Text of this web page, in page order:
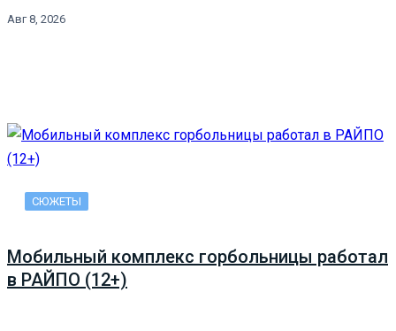
Авг 8, 2026
СЮЖЕТЫ
Мобильный комплекс горбольницы работал
в РАЙПО (12+)